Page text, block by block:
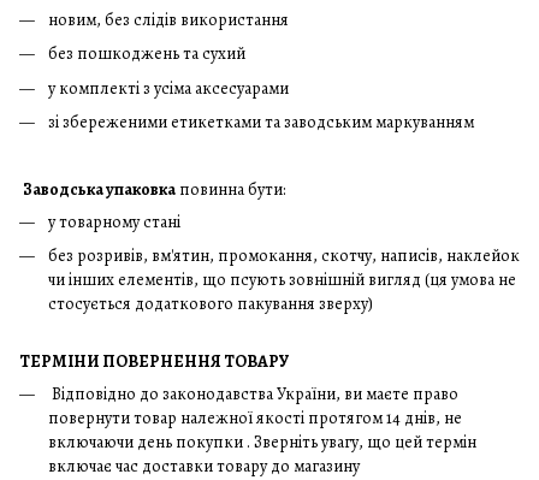
новим, без слідів використання
без пошкоджень та сухий
у комплекті з усіма аксесуарами
зі збереженими етикетками та заводським маркуванням
Заводська упаковка повинна бути:
у товарному стані
без розривів, вм'ятин, промокання, скотчу, написів, наклейок
чи інших елементів, що псують зовнішній вигляд (ця умова не
стосується додаткового пакування зверху)
ТЕРМІНИ ПОВЕРНЕННЯ ТОВАРУ
Відповідно до законодавства України, ви маєте право
повернути товар належної якості протягом 14 днів, не
включаючи день покупки . Зверніть увагу, що цей термін
включає час доставки товару до магазину